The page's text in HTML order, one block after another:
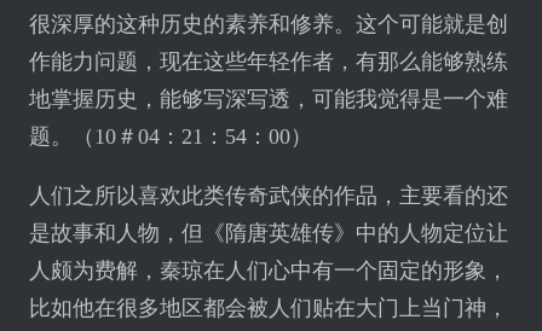
很深厚的这种历史的素养和修养。这个可能就是创
作能力问题，现在这些年轻作者，有那么能够熟练
地掌握历史，能够写深写透，可能我觉得是一个难
题。（10＃04：21：54：00）
人们之所以喜欢此类传奇武侠的作品，主要看的还
是故事和人物，但《隋唐英雄传》中的人物定位让
人颇为费解，秦琼在人们心中有一个固定的形象，
比如他在很多地区都会被人们贴在大门上当门神，